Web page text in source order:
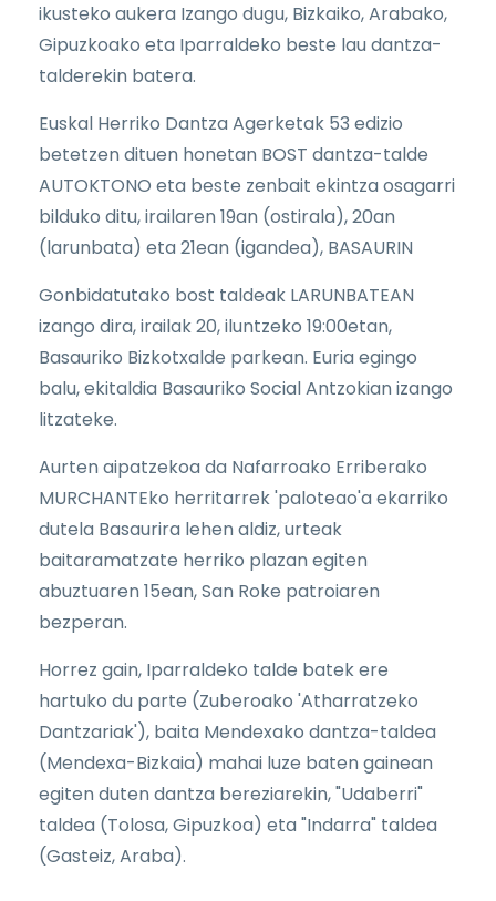
ikusteko aukera Izango dugu, Bizkaiko, Arabako,
Gipuzkoako eta Iparraldeko beste lau dantza-
talderekin batera.
Euskal Herriko Dantza Agerketak 53 edizio
betetzen dituen honetan BOST dantza-talde
AUTOKTONO eta beste zenbait ekintza osagarri
bilduko ditu, irailaren 19an (ostirala), 20an
(larunbata) eta 21ean (igandea), BASAURIN
Gonbidatutako bost taldeak LARUNBATEAN
izango dira, irailak 20, iluntzeko 19:00etan,
Basauriko Bizkotxalde parkean. Euria egingo
balu, ekitaldia Basauriko Social Antzokian izango
litzateke.
Aurten aipatzekoa da Nafarroako Erriberako
MURCHANTEko herritarrek 'paloteao'a ekarriko
dutela Basaurira lehen aldiz, urteak
baitaramatzate herriko plazan egiten
abuztuaren 15ean, San Roke patroiaren
bezperan.
Horrez gain, Iparraldeko talde batek ere
hartuko du parte (Zuberoako 'Atharratzeko
Dantzariak'), baita Mendexako dantza-taldea
(Mendexa-Bizkaia) mahai luze baten gainean
egiten duten dantza bereziarekin, "Udaberri"
taldea (Tolosa, Gipuzkoa) eta "Indarra" taldea
(Gasteiz, Araba).